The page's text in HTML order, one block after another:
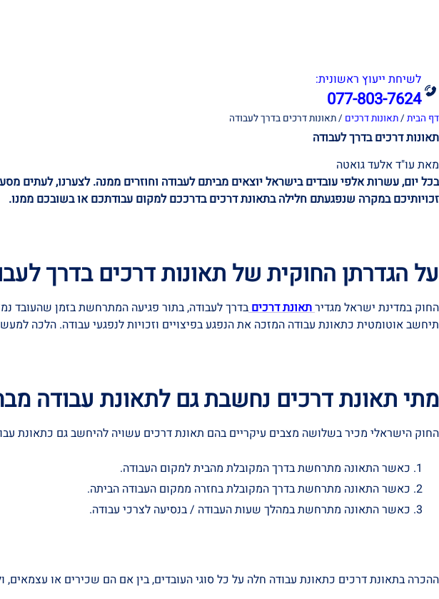
לשיחת ייעוץ ראשונית:
077-803-7624
דף הבית /תאונות דרכים /תאונות דרכים בדרך לעבודה
תאונות דרכים בדרך לעבודה
מאת עו"ד אלעד גואטה
בכל יום, עשרות אלפי עובדים בישראל יוצאים מביתם לעבודה וחוזרים ממנה. לצערנו, לעתים
זכויותיכם במקרה שנפגעתם חלילה בתאונת דרכים בדרככם למקום עבודתכם או בשובכם ממנו.
על הגדרתן החוקית של תאונות דרכים בדרך
החוק במדינת ישראל מגדירתאונת דרכיםבדרך לעבודה, בתור פגיעה המתרחשת בזמן שהעובד
תיחשב אוטומטית כתאונת עבודה המזכה את הנפגע בפיצויים וזכויות לנפגעי עבודה. הלכה
מתי תאונת דרכים נחשבת גם לתאונת עבודה
החוק הישראלי מכיר בשלושה מצבים עיקריים בהם תאונת דרכים עשויה להיחשב גם כתאונת
כאשר התאונה מתרחשת בדרך המקובלת מהבית למקום העבודה.
כאשר התאונה מתרחשת בדרך המקובלת בחזרה ממקום העבודה הביתה.
כאשר התאונה מתרחשת במהלך שעות העבודה / בנסיעה לצרכי עבודה.
ההכרה בתאונת דרכים כתאונת עבודה חלה על כל סוגי העובדים, בין אם הם שכירים או עצמאים,